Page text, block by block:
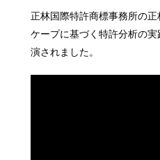
正林国際特許商標事務所の
ケープに基づく特許分析の
演されました。